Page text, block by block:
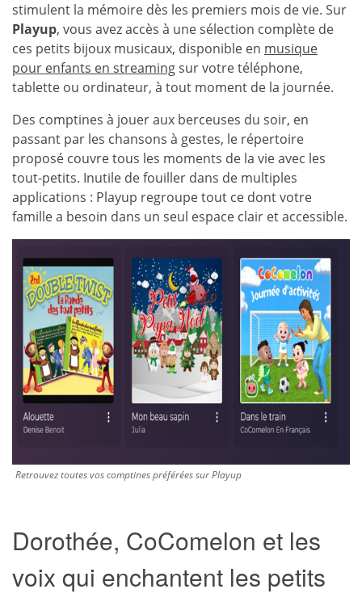
stimulent la mémoire dès les premiers mois de vie. Sur
Playup, vous avez accès à une sélection complète de
ces petits bijoux musicaux, disponible en musique
pour enfants en streamingsur votre téléphone,
tablette ou ordinateur, à tout moment de la journée.
Des comptines à jouer aux berceuses du soir, en
passant par les chansons à gestes, le répertoire
proposé couvre tous les moments de la vie avec les
tout-petits. Inutile de fouiller dans de multiples
applications : Playup regroupe tout ce dont votre
famille a besoin dans un seul espace clair et accessible.
Retrouvez toutes vos comptines préférées sur Playup
Dorothée, CoComelon et les
voix qui enchantent les petits